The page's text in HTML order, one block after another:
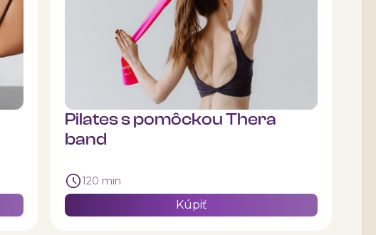
Pilates s pomôckou Thera
band
120 min
Kúpiť